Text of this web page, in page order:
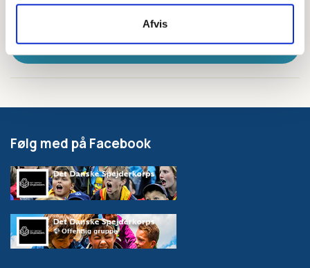
Afvis
'VELKOMMEN SOM SPEJDER'-FOLDER
Følg med på Facebook